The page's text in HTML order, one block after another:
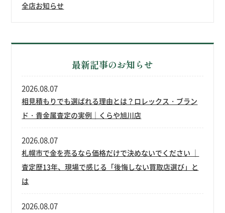
全店お知らせ
最新記事のお知らせ
相見積もりでも選ばれる理由とは？ロレックス・ブラン
ド・貴金属査定の実例｜くらや旭川店
2026.08.07
札幌市で金を売るなら価格だけで決めないでください ｜
査定歴13年、現場で感じる「後悔しない買取店選び」と
は
2026.08.07
2026.08.07